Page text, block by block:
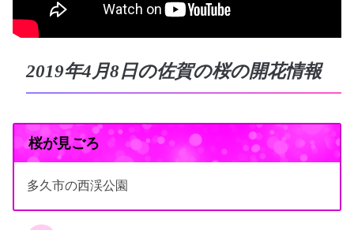
2019年4月8日の佐賀の桜の開花情報
桜が見ごろ
多久市の西渓公園